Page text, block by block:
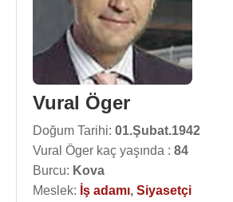
Vural Öger
Doğum Tarihi: 01.Şubat.1942
Vural Öger kaç yaşında : 84
Burcu: Kova
Meslek: İş adamı, Siyasetçi